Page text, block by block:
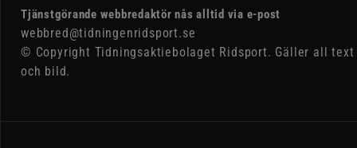
Tjänstgörande webbredaktör nås alltid via e-post
webbred@tidningenridsport.se
© Copyright Tidningsaktiebolaget Ridsport. Gäller all text
och bild.